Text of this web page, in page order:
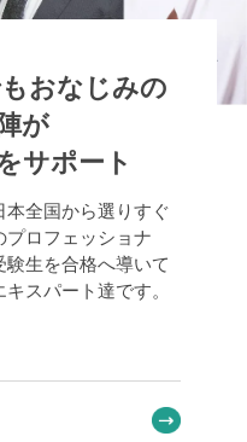
おなじみの
が
サポート
全国から選りすぐ
プロフェッショナ
生を合格へ導いて
スパート達です。